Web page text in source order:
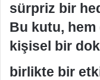
sürpriz bir
Bu kutu,
kişisel bir
birlikte bir